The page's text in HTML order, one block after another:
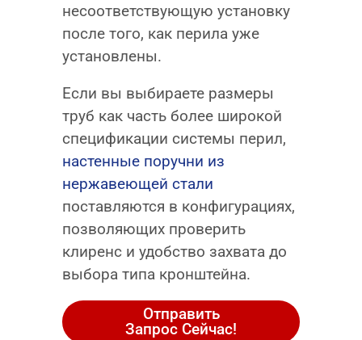
несоответствующую установку
после того, как перила уже
установлены.
Если вы выбираете размеры
труб как часть более широкой
спецификации системы перил,
настенные поручни из
нержавеющей стали
поставляются в конфигурациях,
позволяющих проверить
клиренс и удобство захвата до
выбора типа кронштейна.
Отправить
Запрос Сейчас!